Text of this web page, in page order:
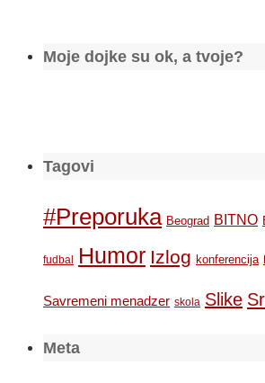
Moje dojke su ok, a tvoje?
Tagovi
#Preporuka Beograd BITNO
fudbal Humor Izlog konferencija
Savremeni menadzer skola Slike
Meta